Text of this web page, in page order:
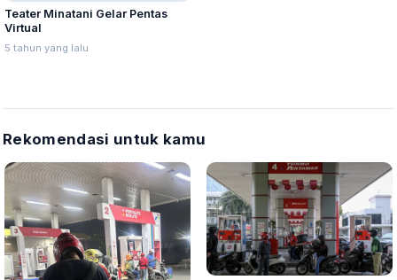
Teater Minatani Gelar Pentas
Virtual
5 tahun yang lalu
Rekomendasi untuk kamu